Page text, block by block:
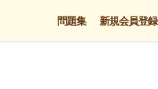
問題集 新規会員登録